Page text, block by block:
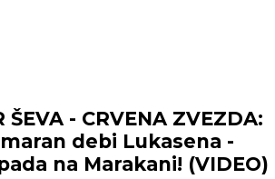
ŠEVA - CRVENA ZVEZDA:
debi Lukasena -
na Marakani! (VIDEO)